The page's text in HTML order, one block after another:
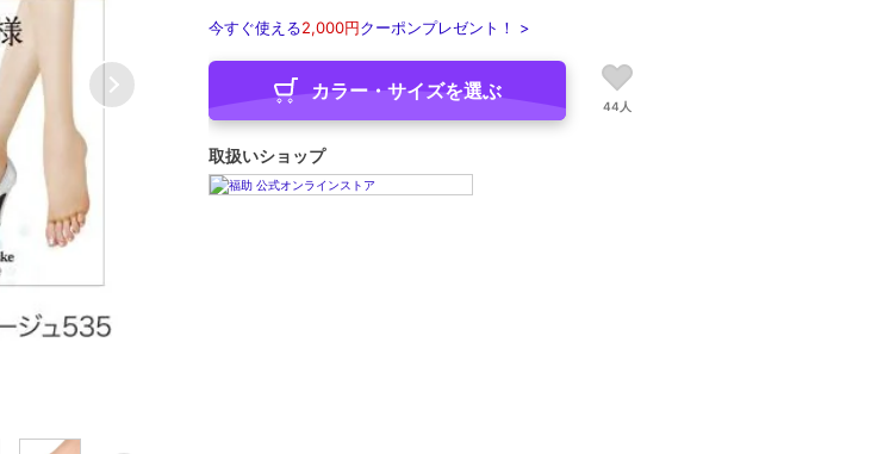
今すぐ使える2,000円クーポンプレゼント！ >
カラー・サイズを選ぶ
44人
取扱いショップ